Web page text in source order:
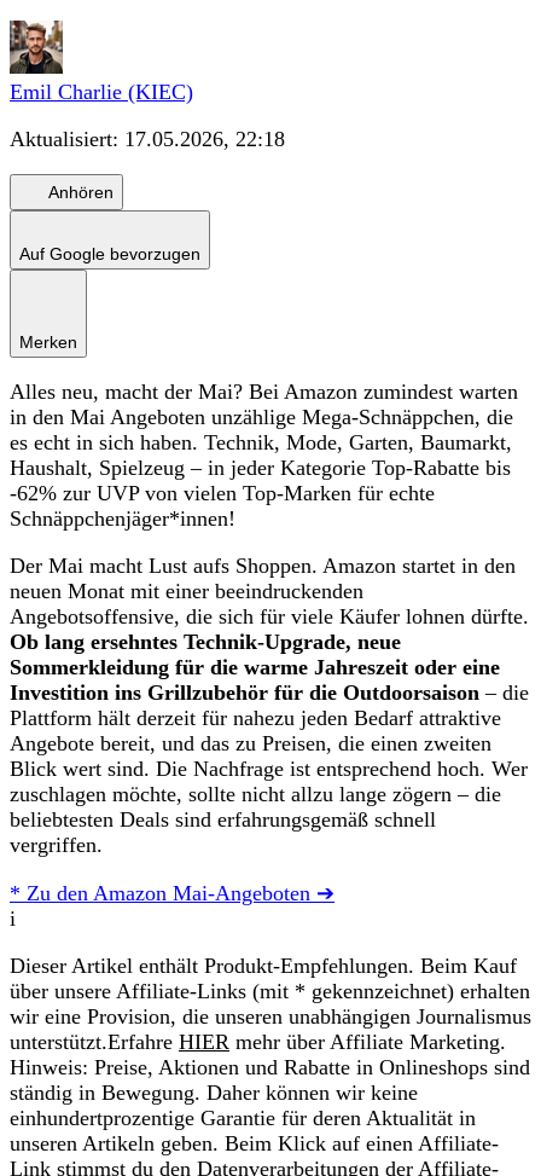
Emil Charlie (KIEC)
Aktualisiert: 17.05.2026, 22:18
Anhören
Auf Google bevorzugen
Merken
Alles neu, macht der Mai? Bei Amazon zumindest warten
in den Mai Angeboten unzählige Mega-Schnäppchen, die
es echt in sich haben. Technik, Mode, Garten, Baumarkt,
Haushalt, Spielzeug – in jeder Kategorie Top-Rabatte bis
-62% zur UVP von vielen Top-Marken für echte
Schnäppchenjäger*innen!
Der Mai macht Lust aufs Shoppen. Amazon startet in den
neuen Monat mit einer beeindruckenden
Angebotsoffensive, die sich für viele Käufer lohnen dürfte.
Ob lang ersehntes Technik-Upgrade, neue
Sommerkleidung für die warme Jahreszeit oder eine
Investition ins Grillzubehör für die Outdoorsaison – die
Plattform hält derzeit für nahezu jeden Bedarf attraktive
Angebote bereit, und das zu Preisen, die einen zweiten
Blick wert sind. Die Nachfrage ist entsprechend hoch. Wer
zuschlagen möchte, sollte nicht allzu lange zögern – die
beliebtesten Deals sind erfahrungsgemäß schnell
vergriffen.
* Zu den Amazon Mai-Angeboten ➔
i
Dieser Artikel enthält Produkt-Empfehlungen. Beim Kauf
über unsere Affiliate-Links (mit * gekennzeichnet) erhalten
wir eine Provision, die unseren unabhängigen Journalismus
unterstützt.Erfahre HIER mehr über Affiliate Marketing.
Hinweis: Preise, Aktionen und Rabatte in Onlineshops sind
ständig in Bewegung. Daher können wir keine
einhundertprozentige Garantie für deren Aktualität in
unseren Artikeln geben. Beim Klick auf einen Affiliate-
Link stimmst du den Datenverarbeitungen der Affiliate-